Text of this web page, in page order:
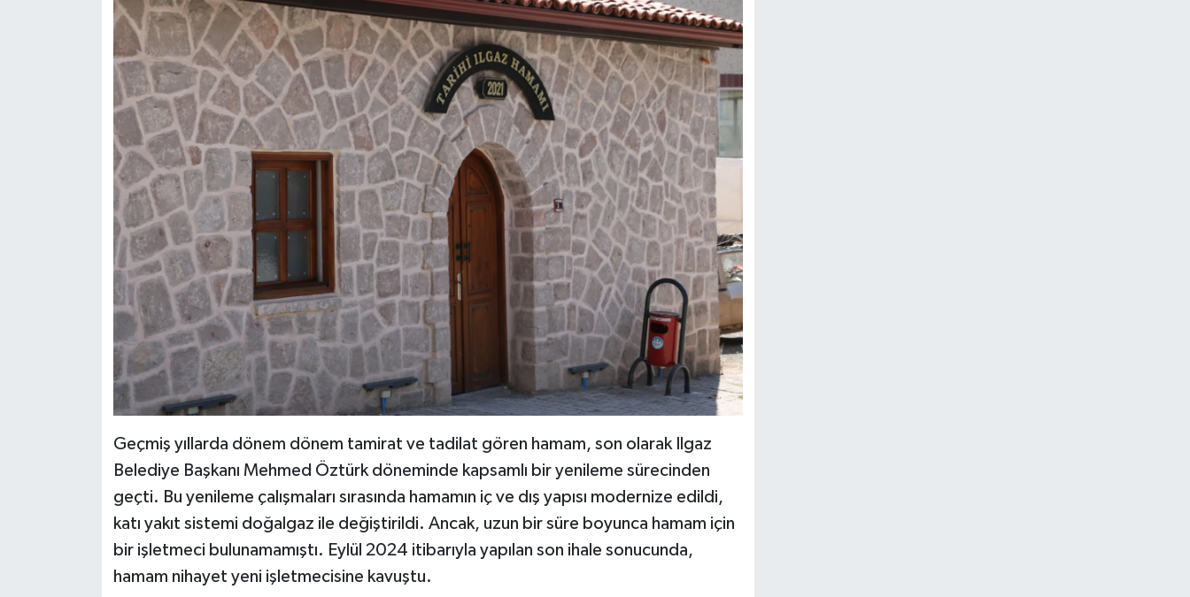
Geçmiş yıllarda dönem dönem tamirat ve tadilat gören hamam, son olarak Ilgaz
Belediye Başkanı Mehmed Öztürk döneminde kapsamlı bir yenileme sürecinden
geçti. Bu yenileme çalışmaları sırasında hamamın iç ve dış yapısı modernize edildi,
katı yakıt sistemi doğalgaz ile değiştirildi. Ancak, uzun bir süre boyunca hamam için
bir işletmeci bulunamamıştı. Eylül 2024 itibarıyla yapılan son ihale sonucunda,
hamam nihayet yeni işletmecisine kavuştu.